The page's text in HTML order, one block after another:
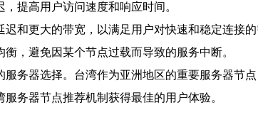
提高用户访问速度和响应时间。
和更大的带宽，以满足用户对快速和稳定连接的
，避免因某个节点过载而导致的服务中断。
务器选择。台湾作为亚洲地区的重要服务器节
务器节点推荐机制获得最佳的用户体验。